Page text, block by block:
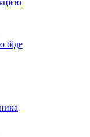
біде